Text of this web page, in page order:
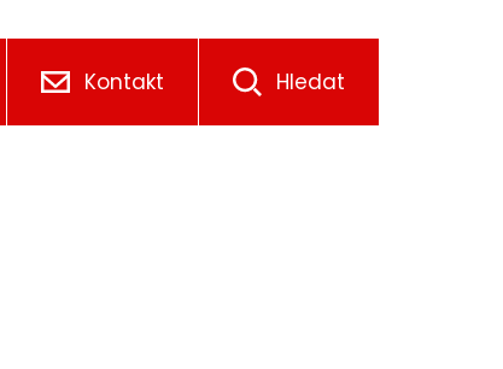
Kontakt Hledat